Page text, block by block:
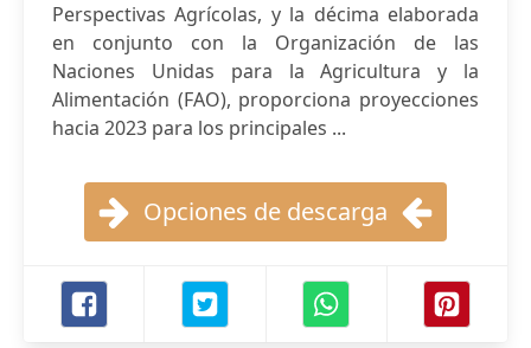
Perspectivas Agrícolas, y la décima elaborada
en conjunto con la Organización de las
Naciones Unidas para la Agricultura y la
Alimentación (FAO), proporciona proyecciones
hacia 2023 para los principales ...
Opciones de descarga